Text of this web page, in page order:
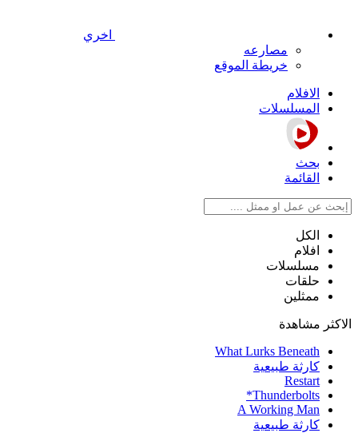
اخري
مصارعه
خريطة الموقع
الافلام
المسلسلات
بحث
القائمة
الكل
افلام
مسلسلات
حلقات
ممثلين
الاكثر مشاهدة
What Lurks Beneath
كارثة طبيعية
Restart
Thunderbolts*
A Working Man
كارثة طبيعية